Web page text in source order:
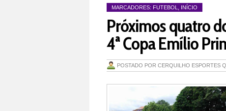
MARCADORES: FUTEBOL INÍCIO
Próximos quatro
4ª Copa Emílio
POSTADO POR CERQUILHO ESPORTES